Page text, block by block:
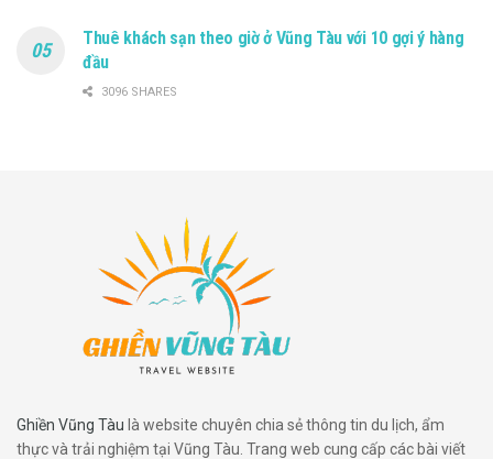
Thuê khách sạn theo giờ ở Vũng Tàu với 10 gợi ý hàng
đầu
3096 SHARES
Ghiền Vũng Tàu là website chuyên chia sẻ thông tin du lịch, ẩm
thực và trải nghiệm tại Vũng Tàu. Trang web cung cấp các bài viết